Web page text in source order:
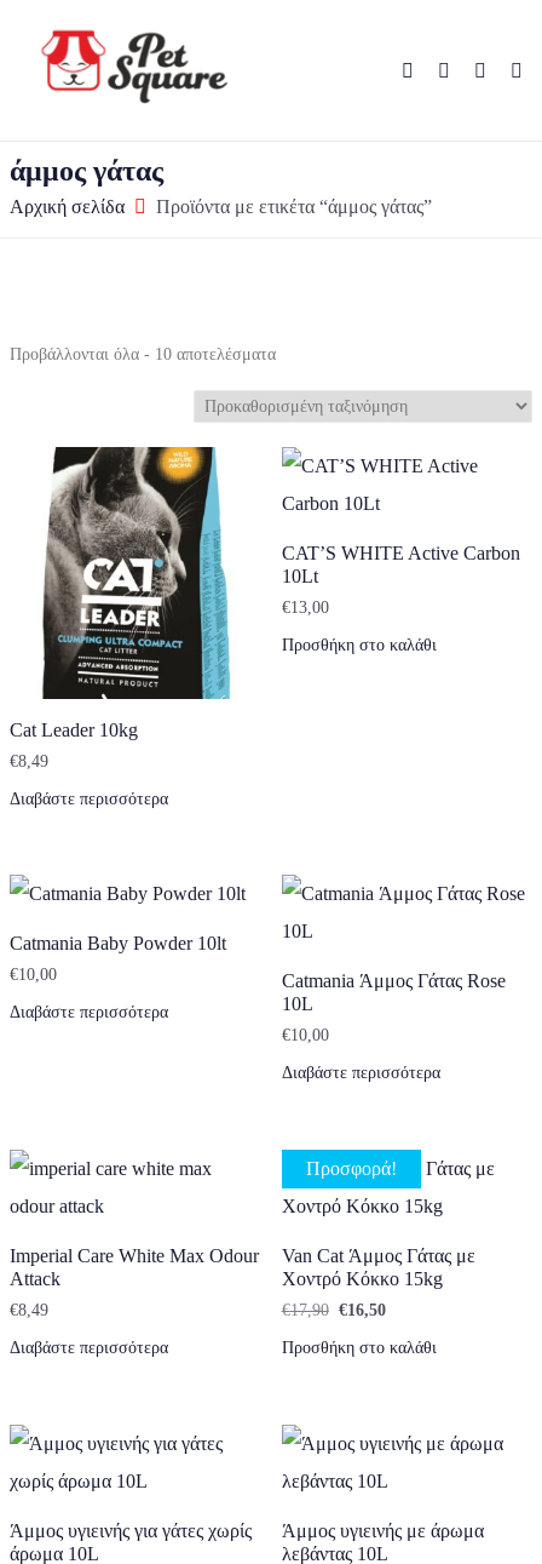
άμμος γάτας
Αρχική σελίδα Προϊόντα με ετικέτα “άμμος γάτας”
Προβάλλονται όλα - 10 αποτελέσματα
Cat Leader 10kg
€8,49
Διαβάστε περισσότερα
CAT’S WHITE Active Carbon
10Lt
€13,00
Προσθήκη στο καλάθι
Catmania Baby Powder 10lt
€10,00
Διαβάστε περισσότερα
Catmania Άμμος Γάτας Rose
10L
€10,00
Διαβάστε περισσότερα
Imperial Care White Max Odour
Attack
€8,49
Διαβάστε περισσότερα
Προσφορά!
Van Cat Άμμος Γάτας με
Χοντρό Κόκκο 15kg
€17,90 Original price was: €17,90.
€16,50Η τρέχουσα τιμή
Προσθήκη στο καλάθι
Άμμος υγιεινής για γάτες χωρίς
άρωμα 10L
Άμμος υγιεινής με άρωμα
λεβάντας 10L